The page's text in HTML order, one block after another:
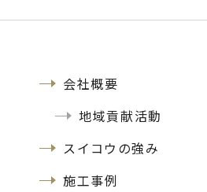
会社概要
地域貢献活動
スイコウの強み
施工事例